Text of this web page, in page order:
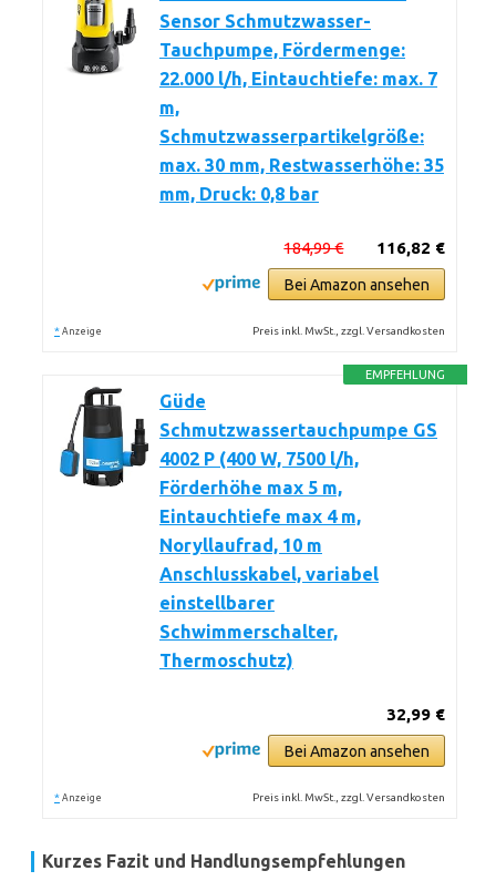
Sensor Schmutzwasser-
Tauchpumpe, Fördermenge:
22.000 l/h, Eintauchtiefe: max. 7
m,
Schmutzwasserpartikelgröße:
max. 30 mm, Restwasserhöhe: 35
mm, Druck: 0,8 bar
116,82 €
184,99 €
Bei Amazon ansehen
* Anzeige Preis inkl. MwSt., zzgl. Versandkosten
EMPFEHLUNG
Güde
Schmutzwassertauchpumpe GS
4002 P (400 W, 7500 l/h,
Förderhöhe max 5 m,
Eintauchtiefe max 4 m,
Noryllaufrad, 10 m
Anschlusskabel, variabel
einstellbarer
Schwimmerschalter,
Thermoschutz)
32,99 €
Bei Amazon ansehen
* Anzeige Preis inkl. MwSt., zzgl. Versandkosten
Kurzes Fazit und Handlungsempfehlungen